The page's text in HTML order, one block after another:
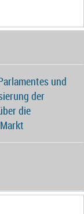
und
der
die